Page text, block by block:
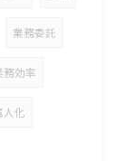
業務委託
務効率
人化